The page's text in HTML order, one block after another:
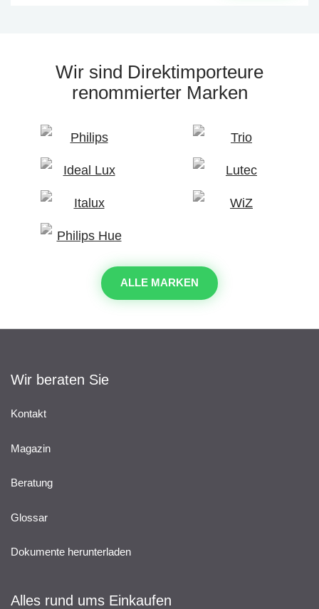
Wir sind Direktimporteure
renommierter Marken
ALLE MARKEN
Wir beraten Sie
Kontakt
Magazin
Beratung
Glossar
Dokumente herunterladen
Alles rund ums Einkaufen